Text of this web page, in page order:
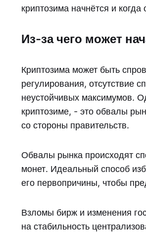
криптозима начнётся и когда
Из-за чего может
Криптозима может быть
регулирования, отсутствие
неустойчивых максимумов.
криптозиме, - это обвалы
со стороны правительств.
Обвалы рынка происходят
монет. Идеальный способ
его первопричины, чтобы
Взломы бирж и изменения
на стабильность